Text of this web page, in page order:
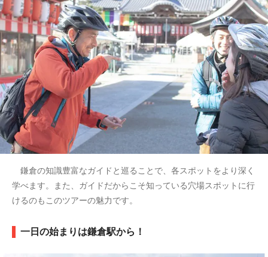
鎌倉の知識豊富なガイドと巡ることで、各スポットをより深く
学べます。また、ガイドだからこそ知っている穴場スポットに行
けるのもこのツアーの魅力です。
一日の始まりは鎌倉駅から！